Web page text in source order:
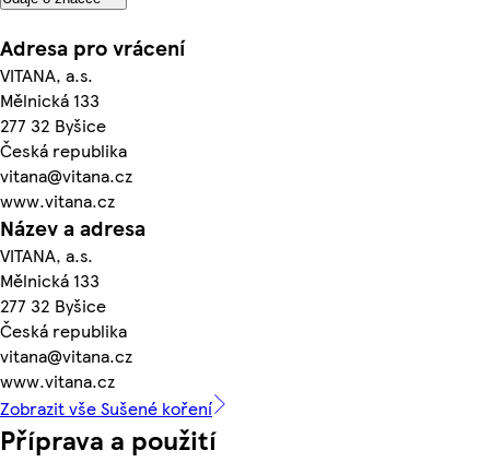
Adresa pro vrácení
VITANA, a.s.
Mělnická 133
277 32 Byšice
Česká republika
vitana@vitana.cz
www.vitana.cz
Název a adresa
VITANA, a.s.
Mělnická 133
277 32 Byšice
Česká republika
vitana@vitana.cz
www.vitana.cz
Zobrazit vše Sušené koření
Příprava a použití